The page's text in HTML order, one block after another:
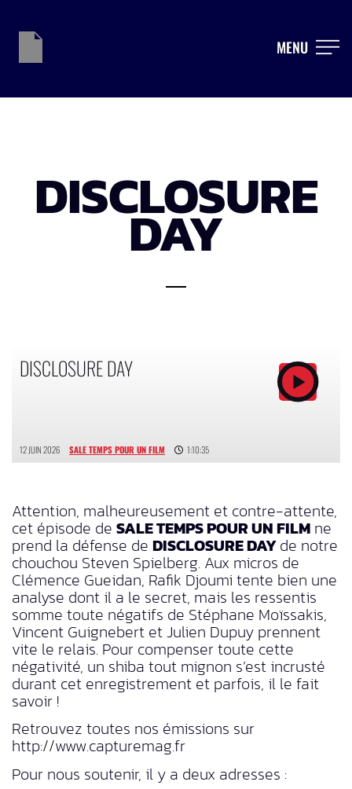
MENU
DISCLOSURE
DAY
DISCLOSURE DAY
12 JUIN 2026 SALE TEMPS POUR UN FILM 1:10:35
Attention, malheureusement et contre-attente,
cet épisode de SALE TEMPS POUR UN FILM ne
prend la défense de DISCLOSURE DAYde notre
chouchou Steven Spielberg. Aux micros de
Clémence Gueidan, Rafik Djoumi tente bien une
analyse dont il a le secret, mais les ressentis
somme toute négatifs de Stéphane Moïssakis,
Vincent Guignebert et Julien Dupuy prennent
vite le relais. Pour compenser toute cette
négativité, un shiba tout mignon s’est incrusté
durant cet enregistrement et parfois, il le fait
savoir !
Retrouvez toutes nos émissions sur
http://www.capturemag.fr
Pour nous soutenir, il y a deux adresses :